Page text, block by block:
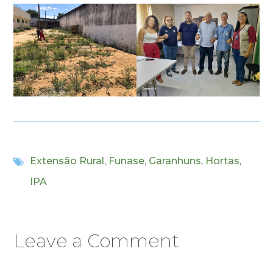
Extensão Rural, Funase, Garanhuns, Hortas,
IPA
Leave a Comment